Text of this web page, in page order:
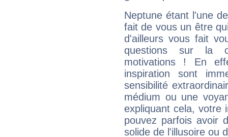
Neptune étant l'une
fait de vous un être
d'ailleurs vous fait
questions sur la
motivations ! En
inspiration sont
sensibilité
médium ou une
expliquant cela, votre
pouvez parfois avoir
solide de l'illusoire ou